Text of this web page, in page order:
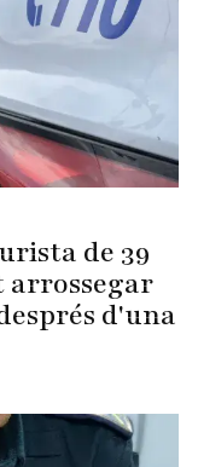
de 39
arrossegar
d'una